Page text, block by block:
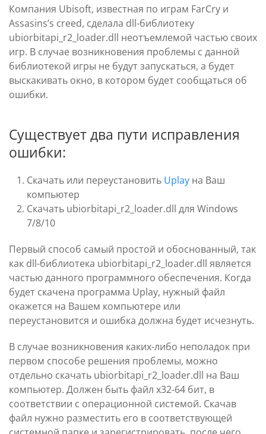
Компания Ubisoft, известная по играм FarCry и
Assasins’s creed, сделала dll-библиотеку
ubiorbitapi_r2_loader.dll неотъемлемой частью своих
игр. В случае возникновения проблемы с данной
библиотекой игры не будут запускаться, а будет
выскакивать окно, в котором будет сообщаться об
ошибки.
Существует два пути исправления
ошибки:
Скачать или переустановить Uplay на Ваш
компьютер
Скачать ubiorbitapi_r2_loader.dll для Windows
7/8/10
Первый способ самый простой и обоснованный, так
как dll-библиотека ubiorbitapi_r2_loader.dll является
частью данного программного обеспечения. Когда
будет скачена программа Uplay, нужный файл
окажется на Вашем компьютере или
переустановится и ошибка должна будет исчезнуть.
В случае возникновения каких-либо неполадок при
первом способе решения проблемы, можно
отдельно скачать ubiorbitapi_r2_loader.dll на Ваш
компьютер. Должен быть файл х32-64 бит, в
соответствии с операционной системой. Скачав
файл нужно разместить его в соответствующей